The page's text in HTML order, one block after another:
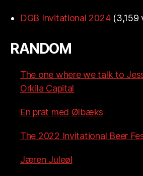
DGB Invitational 2024 (3,159
RANDOM
The one where we talk to
Orkila Capital
En prat med Ølbæks
The 2022 Invitational Beer
Jæren Juleøl